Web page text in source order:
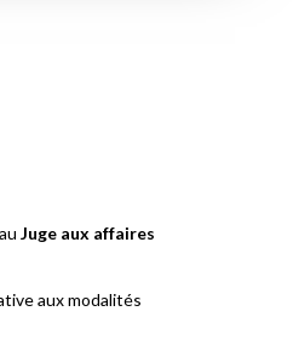
Juge aux affaires
aux modalités